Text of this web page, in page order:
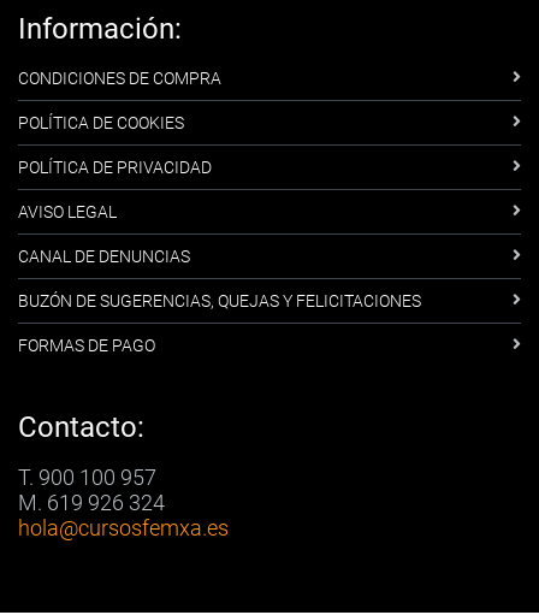
Información:
CONDICIONES DE COMPRA
POLÍTICA DE COOKIES
POLÍTICA DE PRIVACIDAD
AVISO LEGAL
CANAL DE DENUNCIAS
BUZÓN DE SUGERENCIAS, QUEJAS Y FELICITACIONES
FORMAS DE PAGO
Contacto:
T. 900 100 957
M. 619 926 324
hola@cursosfemxa.es